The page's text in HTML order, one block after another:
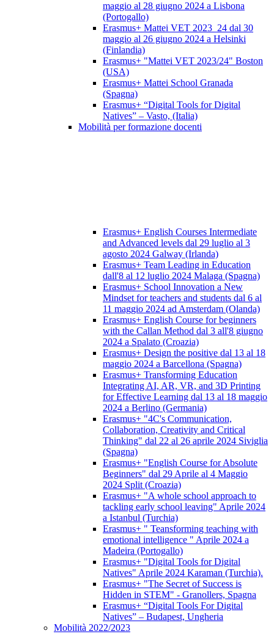
maggio al 28 giugno 2024 a Lisbona
(Portogallo)
Erasmus+ Mattei VET 2023_24 dal 30
maggio al 26 giugno 2024 a Helsinki
(Finlandia)
Erasmus+ "Mattei VET 2023/24" Boston
(USA)
Erasmus+ Mattei School Granada
(Spagna)
Erasmus+ “Digital Tools for Digital
Natives” – Vasto, (Italia)
Mobilità per formazione docenti
Erasmus+ English Courses Intermediate
and Advanced levels dal 29 luglio al 3
agosto 2024 Galway (Irlanda)
Erasmus+ Team Leading in Education
dall'8 al 12 luglio 2024 Malaga (Spagna)
Erasmus+ School Innovation a New
Mindset for teachers and students dal 6 al
11 maggio 2024 ad Amsterdam (Olanda)
Erasmus+ English Course for beginners
with the Callan Method dal 3 all'8 giugno
2024 a Spalato (Croazia)
Erasmus+ Design the positive dal 13 al 18
maggio 2024 a Barcellona (Spagna)
Erasmus+ Transforming Education
Integrating AI, AR, VR, and 3D Printing
for Effective Learning dal 13 al 18 maggio
2024 a Berlino (Germania)
Erasmus+ "4C's Communication,
Collaboration, Creativity and Critical
Thinking" dal 22 al 26 aprile 2024 Siviglia
(Spagna)
Erasmus+ "English Course for Absolute
Beginners" dal 29 Aprile al 4 Maggio
2024 Split (Croazia)
Erasmus+ "A whole school approach to
tackling early school leaving" Aprile 2024
a Istanbul (Turchia)
Erasmus+ " Teansforming teaching with
emotional intelligence " Aprile 2024 a
Madeira (Portogallo)
Erasmus+ "Digital Tools for Digital
Natives" Aprile 2024 Karaman (Turchia).
Erasmus+ "The Secret of Success is
Hidden in STEM" - Granollers, Spagna
Erasmus+ “Digital Tools For Digital
Natives” – Budapest, Ungheria
Mobilità 2022/2023